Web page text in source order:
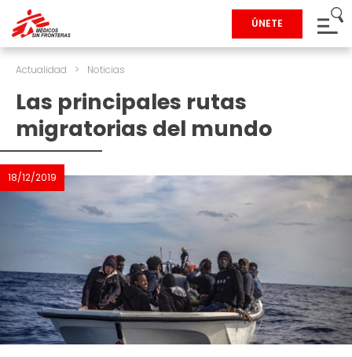
ÚNETE
Actualidad > Noticias
Las principales rutas
migratorias del mundo
18/12/2019